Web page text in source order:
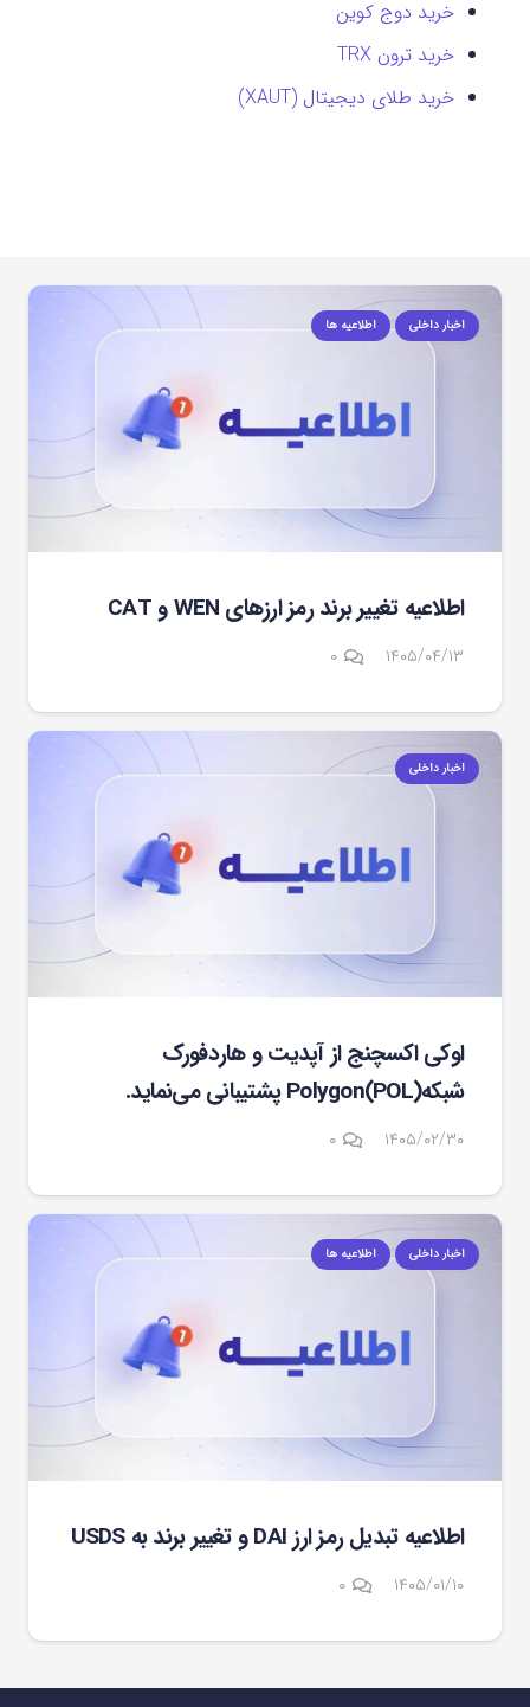
خرید دوج کوین
خرید ترون TRX
خرید طلای دیجیتال (XAUT)
اخبار داخلی اطلاعیه ها
اطلاعیه تغییر برند رمز ارزهای WEN و CAT
۱۴۰۵/۰۴/۱۳ ۰
اخبار داخلی
اوکی اکسچنج از آپدیت و هاردفورک
شبکهPolygon(POL) پشتیبانی می‌نماید.
۱۴۰۵/۰۲/۳۰ ۰
اخبار داخلی اطلاعیه ها
اطلاعیه تبدیل رمز ارز DAI و تغییر برند به USDS
۱۴۰۵/۰۱/۱۰ ۰